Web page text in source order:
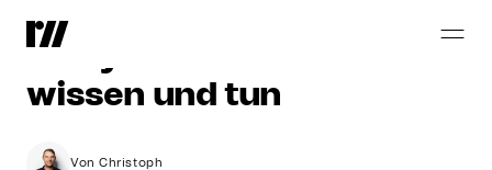
Zum
Analytics:
wissen und tun
Von Christoph